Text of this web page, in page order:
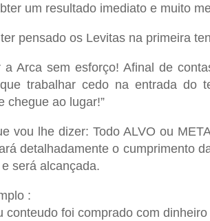
um resultado imediato e muito
pensado os Levitas na primeira
a Arca sem esforço! Afinal de
trabalhar cedo na entrada do
chegue ao lugar!”
vou lhe dizer: Todo ALVO ou
detalhadamente o cumprimento
será alcançada.
:
conteudo foi comprado com